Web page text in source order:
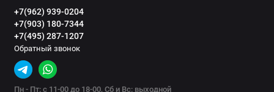
+7(962) 939-0204
+7(903) 180-7344
+7(495) 287-1207
Обратный звонок
Пн - Пт: с 11-00 до 18-00, Сб и Вс: выходной